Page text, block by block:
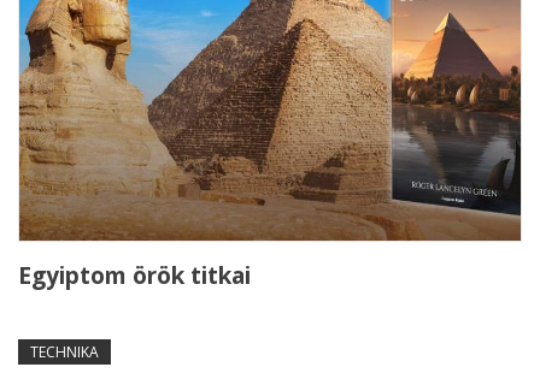
Egyiptom örök titkai
TECHNIKA